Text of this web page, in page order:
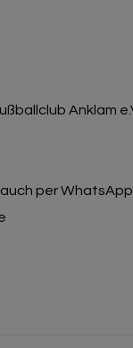
Anklam
per